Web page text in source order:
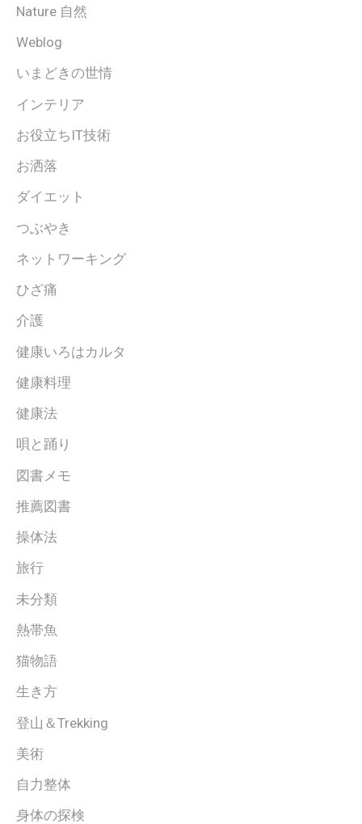
Nature 自然
Weblog
いまどきの世情
インテリア
お役立ちIT技術
お洒落
ダイエット
つぶやき
ネットワーキング
ひざ痛
介護
健康いろはカルタ
健康料理
健康法
唄と踊り
図書メモ
推薦図書
操体法
旅行
未分類
熱帯魚
猫物語
生き方
登山＆Trekking
美術
自力整体
身体の探検